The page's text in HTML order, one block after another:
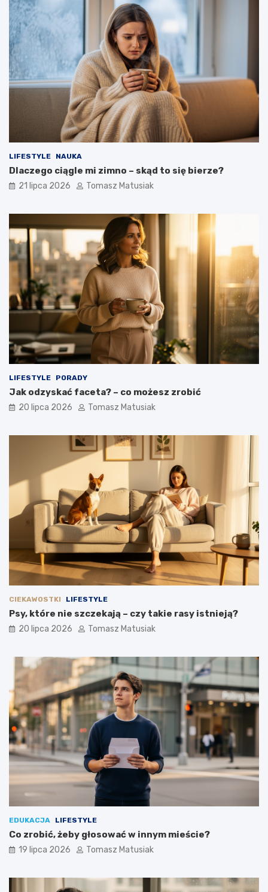
LIFESTYLE NAUKA
Dlaczego ciągle mi zimno – skąd to się bierze?
21 lipca 2026 Tomasz Matusiak
LIFESTYLE PORADY
Jak odzyskać faceta? – co możesz zrobić
20 lipca 2026 Tomasz Matusiak
CIEKAWOSTKI LIFESTYLE
Psy, które nie szczekają – czy takie rasy istnieją?
20 lipca 2026 Tomasz Matusiak
EDUKACJA LIFESTYLE
Co zrobić, żeby głosować w innym mieście?
19 lipca 2026 Tomasz Matusiak